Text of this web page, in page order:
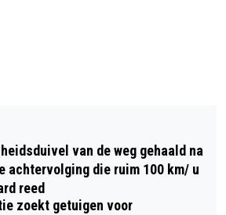
NIEUW
AAN DE
IN BREDA
STAKEN IN ZUIDEN,
LANDELIJKE ACTIE
van de weg gehaald na
achtervolging die ruim 100 km/ u
reed
zoekt getuigen voor